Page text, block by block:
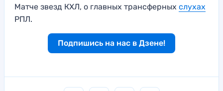
Матче звезд КХЛ, о главных трансферных слухах
РПЛ.
Подпишись на нас в Дзене!